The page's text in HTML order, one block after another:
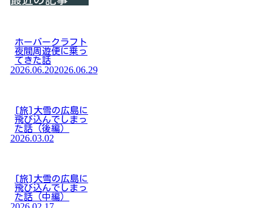
ホーバークラフト
夜間周遊便に乗っ
てきた話
2026.06.202026.06.29
[旅]大雪の広島に
飛び込んでしまっ
た話（後編）
2026.03.02
[旅]大雪の広島に
飛び込んでしまっ
た話（中編）